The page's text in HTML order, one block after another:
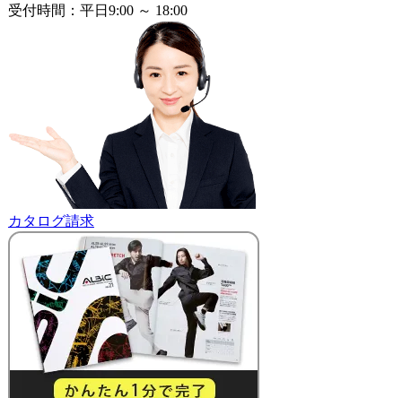
受付時間：平日9:00 ～ 18:00
カタログ請求